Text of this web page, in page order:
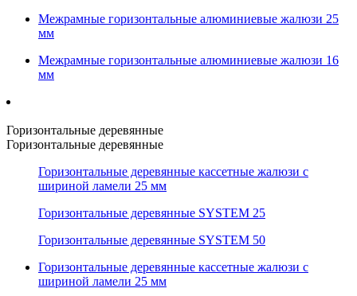
Межрамные горизонтальные алюминиевые жалюзи 25
мм
Межрамные горизонтальные алюминиевые жалюзи 16
мм
Горизонтальные деревянные
Горизонтальные деревянные
Горизонтальные деревянные кассетные жалюзи с
шириной ламели 25 мм
Горизонтальные деревянные SYSTEM 25
Горизонтальные деревянные SYSTEM 50
Горизонтальные деревянные кассетные жалюзи с
шириной ламели 25 мм